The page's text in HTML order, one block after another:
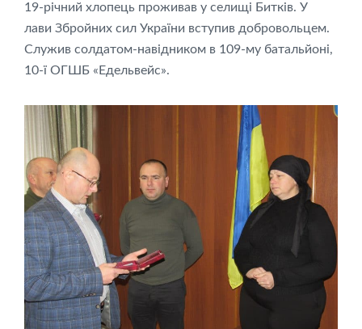
19-річний хлопець проживав у селищі Битків. У
лави Збройних сил України вступив добровольцем.
Служив солдатом-навідником в 109-му батальйоні,
10-ї ОГШБ «Едельвейс».